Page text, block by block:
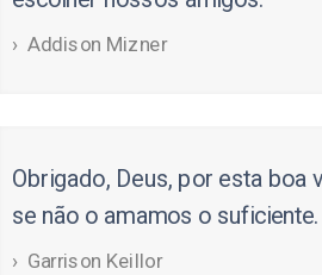
Addison Mizner
Obrigado, Deus, por esta boa
se não o amamos o suficiente.
Garrison Keillor